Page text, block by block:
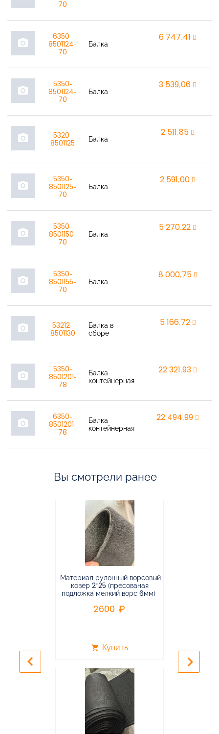
70
photo_camera
6350-
8501124-
70
Балка
6 747,41
photo_camera
5350-
8501124-
70
Балка
3 539,06
photo_camera
5320-
8501125
Балка
2 511,85
photo_camera
5350-
8501125-
70
Балка
2 591,00
photo_camera
5350-
8501150-
70
Балка
5 270,22
photo_camera
5350-
8501155-
70
Балка
8 000,75
photo_camera
53212-
8501130
Балка в
сборе
5 166,72
photo_camera
5350-
8501201-
78
Балка
контейнерная
22 321,93
photo_camera
6350-
8501201-
78
Балка
контейнерная
22 494,99
Вы смотрели ранее
Материал рулонный ворсовый
ковер 2*25 (пресованая
подложка мелкий ворс 6мм)
2600
shopping_cart Купить
keyboard_arrow_left keyboard_arrow_right